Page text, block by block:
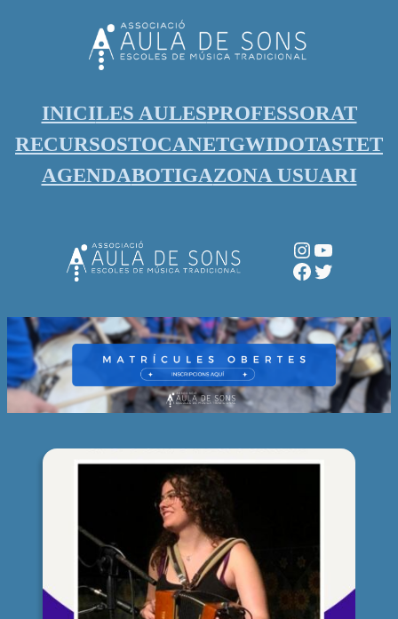
INICILES AULESPROFESSORAT
RECURSOSTOCANETGWIDOTASTET
AGENDABOTIGAZONA USUARI
Instagram
YouTube
Facebook
Twitter